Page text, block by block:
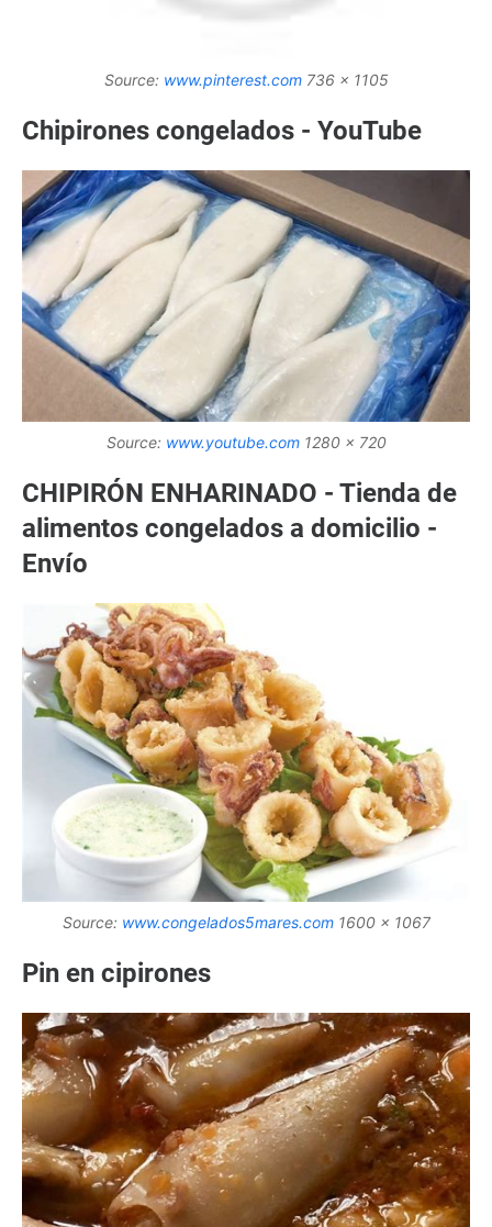
Source: www.pinterest.com736 x 1105
Chipirones congelados - YouTube
Source: www.youtube.com1280 x 720
CHIPIRÓN ENHARINADO - Tienda de
alimentos congelados a domicilio -
Envío
Source: www.congelados5mares.com1600 x 1067
Pin en cipirones